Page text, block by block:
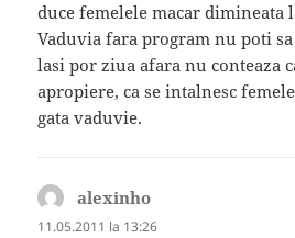
duce femelele macar dimineata
Vaduvia fara program nu poti
lasi por ziua afara nu conteaza
apropiere, ca se intalnesc
gata vaduvie.
alexinho
11.05.2011 la 13:26